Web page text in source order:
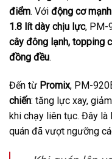
điểm. Với động cơ
1.8 lít dày chịu lực, PM-
cây đông lạnh, topping
đồng đều.
Đến từ Promix, PM-
chiến: tăng lực xay,
khi chạy liên tục. Đây là
quán đã vượt ngưỡng